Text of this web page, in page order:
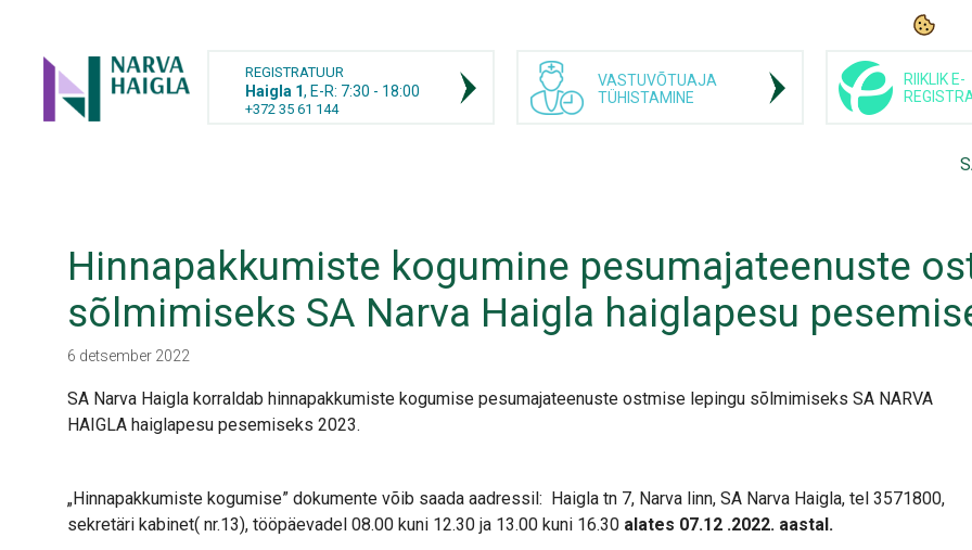
REGISTRATUUR
Haigla 1, E-R: 7:30 - 18:00
+372 35 61 144
VASTUVÕTUAJA
TÜHISTAMINE
RIIKLIK E-
Hinnapakkumiste kogumine pesumajateenuste
sõlmimiseks SA Narva Haigla haiglapesu
6 detsember 2022
SA Narva Haigla korraldab hinnapakkumiste kogumise pesumajateenuste ostmise lepingu sõlmimiseks SA NARVA
HAIGLA haiglapesu pesemiseks 2023.
„Hinnapakkumiste kogumise” dokumente võib saada aadressil: Haigla tn 7, Narva linn, SA Narva Haigla, tel 3571800,
sekretäri kabinet( nr.13), tööpäevadel 08.00 kuni 12.30 ja 13.00 kuni 16.30 alates 07.12 .2022. aastal.